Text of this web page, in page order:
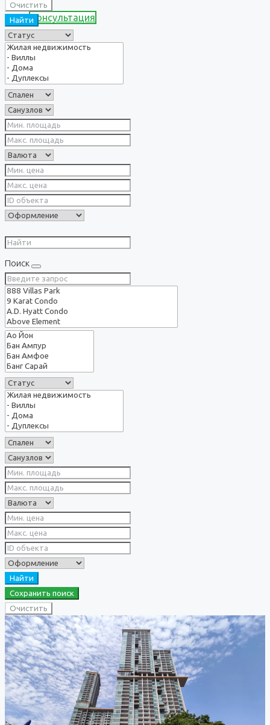
Консультация
Очистить
Найти
Поиск
Найти
Сохранить поиск
Очистить